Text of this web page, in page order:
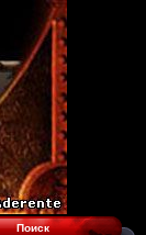
Поиск